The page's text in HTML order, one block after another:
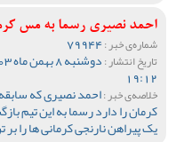
احمد نصیری رسما به مس
شماره‌ی خبر :
تاریخ انتشار :
19:12
خلاصه‌ی خبر :احمد نصیری که
کرمان را دارد رسما به این تیم
یک پیراهن نارنجی کرمانی ها را